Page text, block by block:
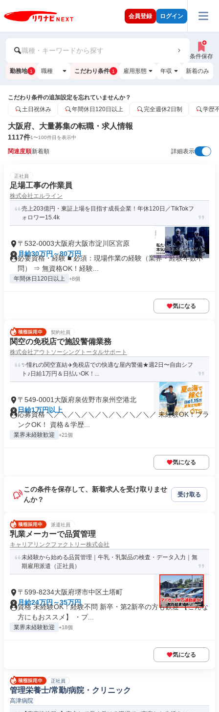
会員登録 ログイン
職種・キーワードから探す
条件保存
勤務地 1 職種 こだわり条件 1 雇用形態 年収 新着のみ
こだわり条件の追加設定を忘れていませんか？
土日祝休み
年間休日120日以上 完全週休2日制 学歴
大阪府、大量募集の転職・求人情報
1117件1〜100件目を表示中
関連度順新着順 詳細表示
正社員
足場工事の作業員
株式会社エルライン
売上203億円・東証上場を目指す成長企業！年休120日／TikTokフ
ォロワー15.4k
〒532-0003大阪府大阪市淀川区宮原
月給30万円～80万円
必要資格・経験 ■ 必須：現場作業の経験（業界・経験年数不
問） ⇒ 無資格OK！経験...
年間休日120日以上 +8個
気になる
契約社員
関空の免税店で施設警備業務
株式会社アウトソーシングトータルサポート
✨憧れの関空直結✈️免税店での快適な屋内警備★週2日〜自由シフ
ト♪日給1万円＆日払いOK！...
〒549-0001大阪府泉佐野市泉州空港北
日給1万円以上
応募資格 ＼／＼／＼／＼／＼／＼／＼／＼／ 未経験OK！ブラ
ンクOK！ 資格＆学歴...
業界未経験歓迎 +21個
気になる
この条件を保存して、新着求人を受け取りませ
んか？
受け取る
派遣社員
乳業メーカーで品質管理
キャリアリンクファクトリー株式会社
未経験から始める品質管理｜牛乳・乳製品の検査・データ入力｜無
期雇用派遣（正社員）
〒599-8234大阪府堺市中区土塔町
月給24万円～35万円
資格 未経験OK！経験不問 新卒・第2新卒の方も歓迎 【こんな
方にもおススメ】 ・プ...
業界未経験歓迎 +18個
気になる
正社員
管理栄養士/常勤/病院・クリニック
高津病院